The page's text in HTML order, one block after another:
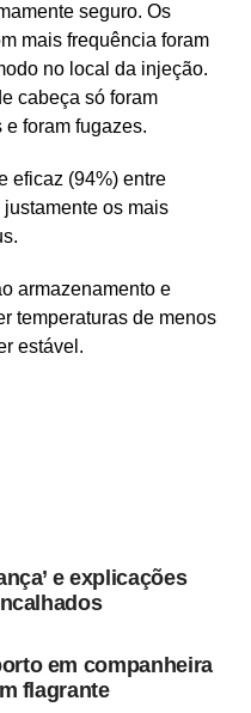
seguro. Os
mais frequência foram
no local da injeção.
cabeça só foram
foram fugazes.
eficaz (94%) entre
os mais
armazenamento e
temperaturas de menos
estável.
e explicações
em companheira
flagrante